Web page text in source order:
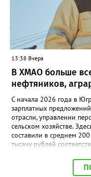
13:38 Вчера
В ХМАО больше
нефтяников,
С начала 2026 года в
зарплатных
отрасли, управлении
сельском хозяйстве.
составили в среднем
тысячу рублей
также туризм,
68,4 тыс. рублей),